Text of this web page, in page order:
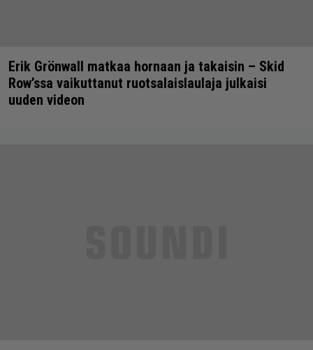
Erik Grönwall matkaa hornaan ja takaisin – Skid
Row’ssa vaikuttanut ruotsalaislaulaja julkaisi
uuden videon